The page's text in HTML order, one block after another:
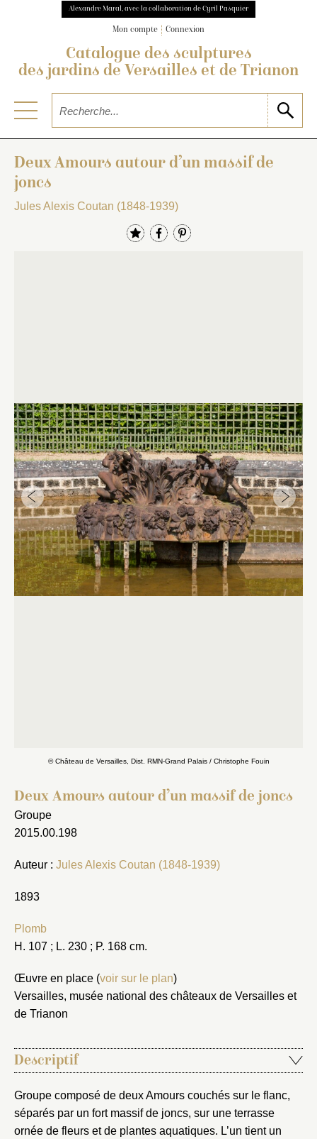
Alexandre Maral, avec la collaboration de Cyril Pasquier
Mon compte Connexion
Catalogue des sculptures
des jardins de Versailles et de Trianon
Deux Amours autour d’un massif de
joncs
Jules Alexis Coutan (1848-1939)
© Château de Versailles, Dist. RMN-Grand Palais / Christophe Fouin
Deux Amours autour d’un massif de joncs
Groupe
2015.00.198
Auteur : Jules Alexis Coutan (1848-1939)
1893
Plomb
H. 107 ; L. 230 ; P. 168 cm.
Œuvre en place (voir sur le plan)
Versailles, musée national des châteaux de Versailles et
de Trianon
Descriptif
Groupe composé de deux Amours couchés sur le flanc,
séparés par un fort massif de joncs, sur une terrasse
ornée de fleurs et de plantes aquatiques. L’un tient un
Choix du dossier où ajouter la
Nom du dossier
Fermer
Courriel